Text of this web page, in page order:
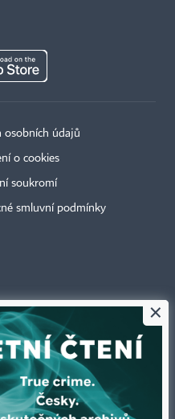
osobních údajů
o cookies
soukromí
smluvní podmínky
písemného svolení vydavatele je
×